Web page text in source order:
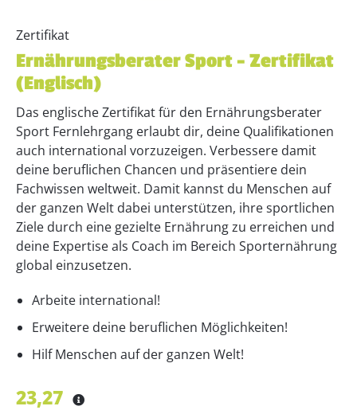
Zertifikat
Ernährungsberater Sport – Zertifikat
(Englisch)
Das englische Zertifikat für den Ernährungsberater
Sport Fernlehrgang erlaubt dir, deine Qualifikationen
auch international vorzuzeigen. Verbessere damit
deine beruflichen Chancen und präsentiere dein
Fachwissen weltweit. Damit kannst du Menschen auf
der ganzen Welt dabei unterstützen, ihre sportlichen
Ziele durch eine gezielte Ernährung zu erreichen und
deine Expertise als Coach im Bereich Sporternährung
global einzusetzen.
Arbeite international!
Erweitere deine beruflichen Möglichkeiten!
Hilf Menschen auf der ganzen Welt!
23,27